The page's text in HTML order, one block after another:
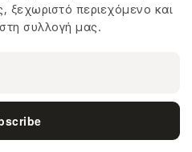
ξεχωριστό περιεχόμενο και
συλλογή μας.